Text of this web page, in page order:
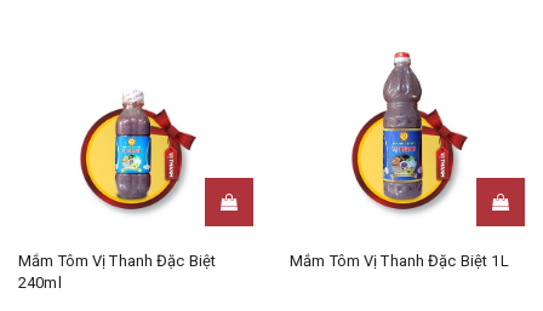
Mắm Tôm Vị Thanh Đặc Biệt
240ml
Mắm Tôm Vị Thanh Đặc Biệt 1L